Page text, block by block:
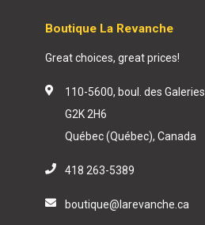
Boutique La Revanche
Great choices, great prices!
110-5600, boul. des Galeries
G2K 2H6
Québec (Québec), Canada
418 263-5389
boutique@larevanche.ca